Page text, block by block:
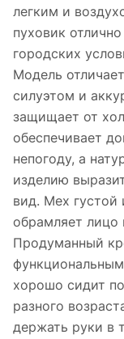
легким и
пуховик
городских
Модель
силуэтом и
защищает от
обеспечивает
непогоду, а
изделию
вид. Мех густой
обрамляет лицо
Продуманный
хорошо сидит
разного
держать руки в